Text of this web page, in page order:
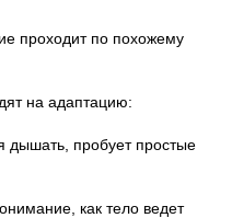
проходит по похожему
на адаптацию:
дышать, пробует простые
как тело ведет